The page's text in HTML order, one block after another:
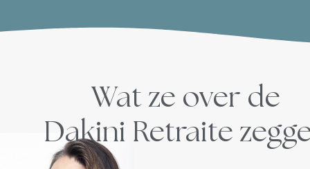
Wat ze over de
Dakini Retraite